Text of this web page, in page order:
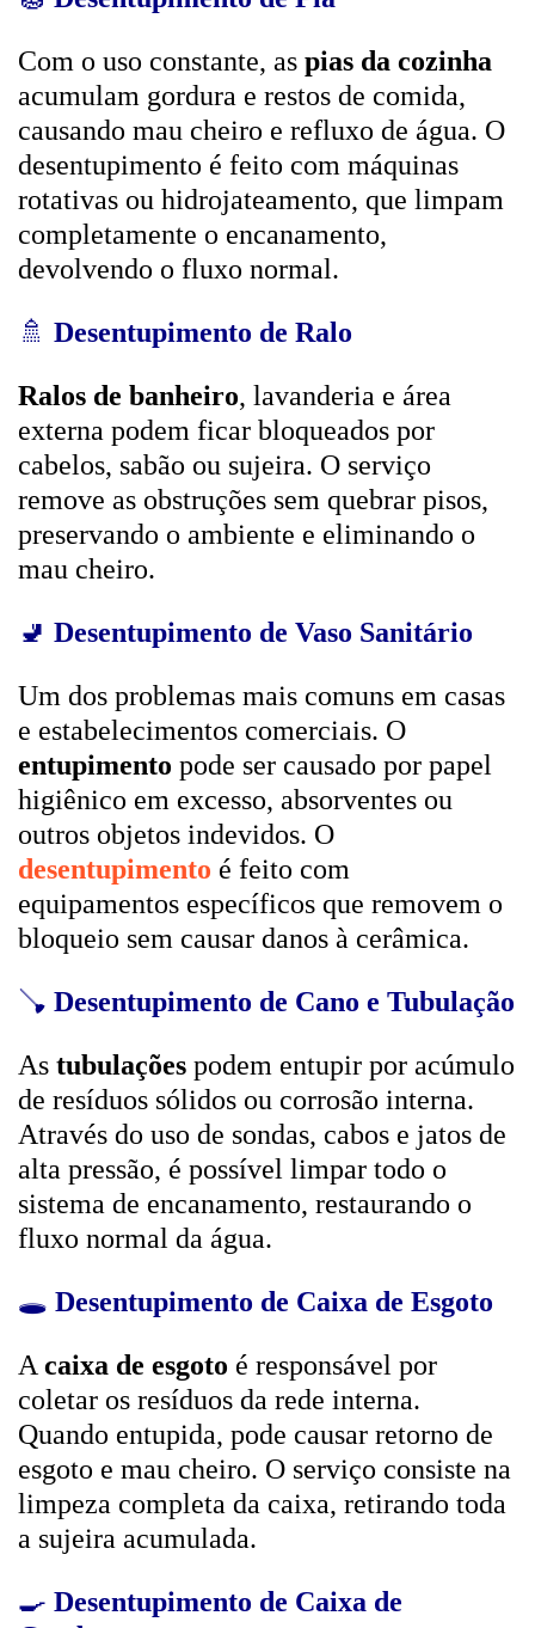
Com o uso constante, as pias da cozinha
acumulam gordura e restos de comida,
causando mau cheiro e refluxo de água. O
desentupimento é feito com máquinas
rotativas ou hidrojateamento, que limpam
completamente o encanamento,
devolvendo o fluxo normal.
🚿 Desentupimento de Ralo
Ralos de banheiro, lavanderia e área
externa podem ficar bloqueados por
cabelos, sabão ou sujeira. O serviço
remove as obstruções sem quebrar pisos,
preservando o ambiente e eliminando o
mau cheiro.
🚽 Desentupimento de Vaso Sanitário
Um dos problemas mais comuns em casas
e estabelecimentos comerciais. O
entupimento pode ser causado por papel
higiênico em excesso, absorventes ou
outros objetos indevidos. O
desentupimento é feito com
equipamentos específicos que removem o
bloqueio sem causar danos à cerâmica.
🪠 Desentupimento de Cano e Tubulação
As tubulações podem entupir por acúmulo
de resíduos sólidos ou corrosão interna.
Através do uso de sondas, cabos e jatos de
alta pressão, é possível limpar todo o
sistema de encanamento, restaurando o
fluxo normal da água.
🕳️ Desentupimento de Caixa de Esgoto
A caixa de esgoto é responsável por
coletar os resíduos da rede interna.
Quando entupida, pode causar retorno de
esgoto e mau cheiro. O serviço consiste na
limpeza completa da caixa, retirando toda
a sujeira acumulada.
🍳 Desentupimento de Caixa de